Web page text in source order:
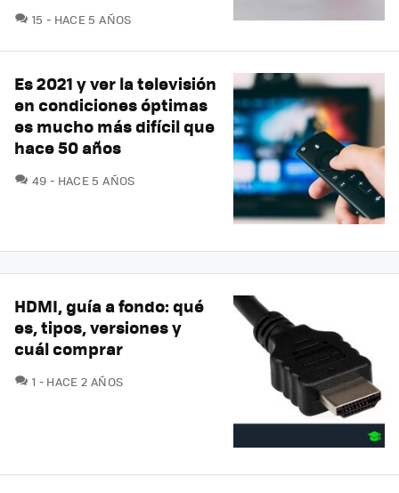
15 COMENTARIOS
HACE 5 AÑOS
Es 2021 y ver la televisión
en condiciones óptimas
es mucho más difícil que
hace 50 años
49 COMENTARIOS
HACE 5 AÑOS
HDMI, guía a fondo: qué
es, tipos, versiones y
cuál comprar
1 COMENTARIOS
HACE 2 AÑOS